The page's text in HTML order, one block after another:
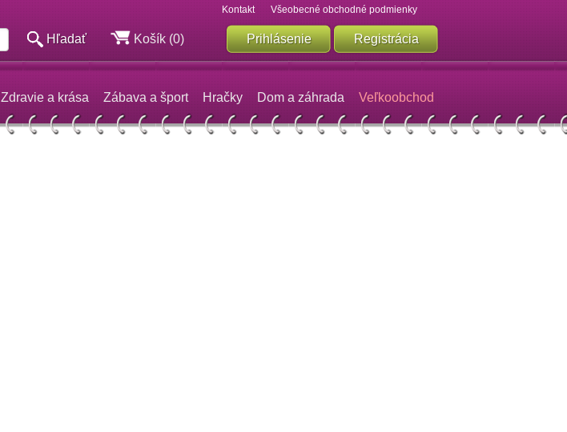
Kontakt Všeobecné obchodné podmienky
Hľadať Košík (0) Prihlásenie Registrácia
Zdravie a krása Zábava a šport Hračky Dom a záhrada Veľkoobchod